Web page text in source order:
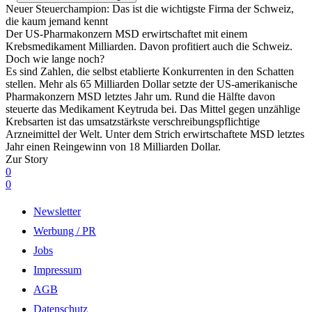
Neuer Steuerchampion: Das ist die wichtigste Firma der Schweiz,
die kaum jemand kennt
Der US-Pharmakonzern MSD erwirtschaftet mit einem
Krebsmedikament Milliarden. Davon profitiert auch die Schweiz.
Doch wie lange noch?
Es sind Zahlen, die selbst etablierte Konkurrenten in den Schatten
stellen. Mehr als 65 Milliarden Dollar setzte der US-amerikanische
Pharmakonzern MSD letztes Jahr um. Rund die Hälfte davon
steuerte das Medikament Keytruda bei. Das Mittel gegen unzählige
Krebsarten ist das umsatzstärkste verschreibungspflichtige
Arzneimittel der Welt. Unter dem Strich erwirtschaftete MSD letztes
Jahr einen Reingewinn von 18 Milliarden Dollar.
Zur Story
0
0
Newsletter
Werbung / PR
Jobs
Impressum
AGB
Datenschutz